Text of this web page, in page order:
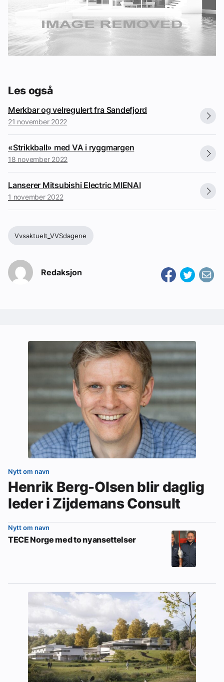
Les også
Merkbar og velregulert fra Sandefjord
21 november 2022
«Strikkball» med VA i ryggmargen
18 november 2022
Lanserer Mitsubishi Electric MIENAI
1 november 2022
Vvsaktuelt_VVSdagene
Redaksjon
Nytt om navn
Henrik Berg-Olsen blir daglig
leder i Zijdemans Consult
Nytt om navn
TECE Norge med to nyansettelser